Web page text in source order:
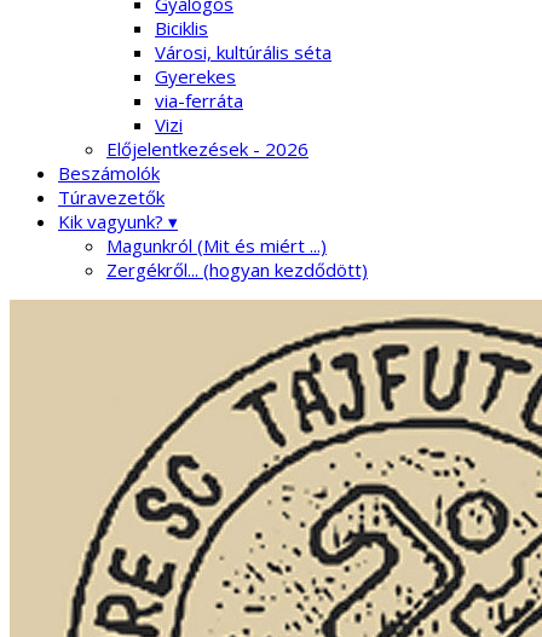
Biciklis
Városi, kultúrális séta
Gyerekes
via-ferráta
Vizi
Előjelentkezések - 2026
Beszámolók
Túravezetők
Kik vagyunk? ▾
Magunkról (Mit és miért ...)
Zergékről... (hogyan kezdődött)